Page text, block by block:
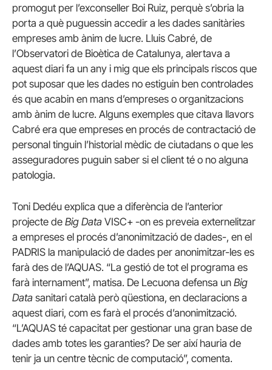
promogut per l’exconseller Boi Ruiz, perquè s’obria la
porta a què puguessin accedir a les dades sanitàries
empreses amb ànim de lucre. Lluis Cabré, de
l’Observatori de Bioètica de Catalunya, alertava a
aquest diari fa un any i mig que els principals riscos que
pot suposar que les dades no estiguin ben controlades
és que acabin en mans d’empreses o organitzacions
amb ànim de lucre. Alguns exemples que citava llavors
Cabré era que empreses en procés de contractació de
personal tinguin l’historial mèdic de ciutadans o que les
asseguradores puguin saber si el client té o no alguna
patologia.
Toni Dedéu explica que a diferència de l’anterior
projecte de Big Data VISC+ -on es preveia externelitzar
a empreses el procés d’anonimització de dades-, en el
PADRIS la manipulació de dades per anonimitzar-les es
farà des de l’AQUAS. “La gestió de tot el programa es
farà internament”, matisa. De Lecuona defensa un Big
Data sanitari català però qüestiona, en declaracions a
aquest diari, com es farà el procés d’anonimització.
“L’AQUAS té capacitat per gestionar una gran base de
dades amb totes les garanties? De ser així hauria de
tenir ja un centre tècnic de computació”, comenta.